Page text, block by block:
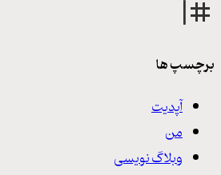
برچسپ ها
آپدیت
من
وبلاگ نویسی